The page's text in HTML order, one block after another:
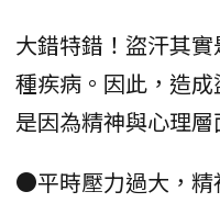
大錯特錯！盜汗其
種疾病。因此，造
是因為精神與心理層
●平時壓力過大，精